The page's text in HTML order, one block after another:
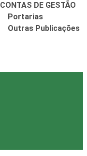
CONTAS DE GESTÃO
Portarias
Outras Publicações